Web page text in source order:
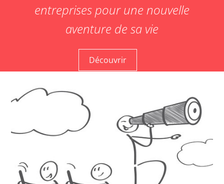
entreprises pour une nouvelle
aventure de sa vie
Découvrir